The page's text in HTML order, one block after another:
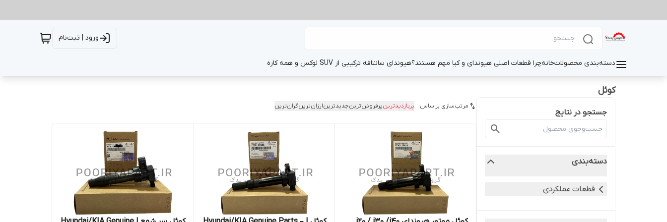
ورود | ثبت‌نام
دسته‌بندی محصولاتخانهچرا قطعات اصلی هیوندای و کیا مهم هستند؟هیوندای سانتافه ترکیبی از SUV لوکس و همه کاره
کوئل
جستجو در نتایج
دسته‌بندی
قطعات عملکردی
مرتب‌سازی براساس: پربازدیدترینپرفروش‌ترینجدیدترینارزان‌ترینگران‌ترین